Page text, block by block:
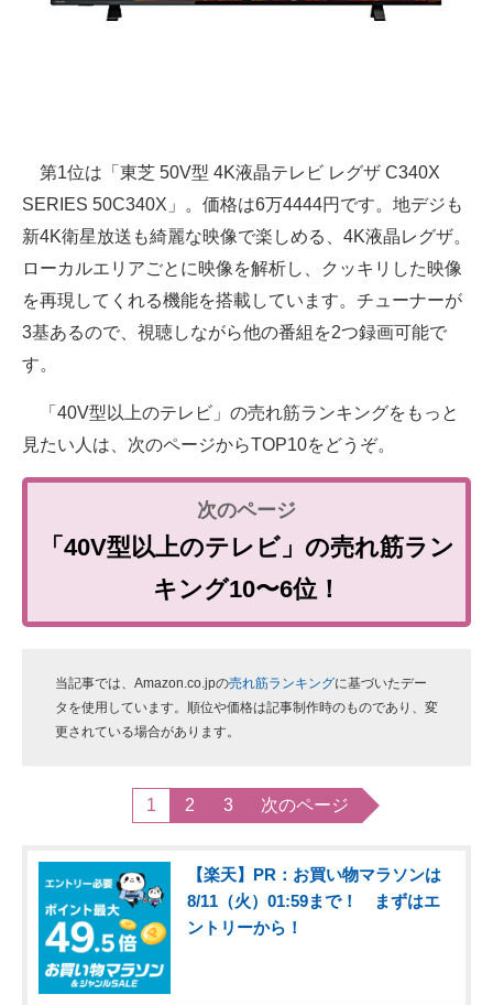
第1位は「東芝 50V型 4K液晶テレビ レグザ C340X
SERIES 50C340X」。価格は6万4444円です。地デジも
新4K衛星放送も綺麗な映像で楽しめる、4K液晶レグザ。
ローカルエリアごとに映像を解析し、クッキリした映像
を再現してくれる機能を搭載しています。チューナーが
3基あるので、視聴しながら他の番組を2つ録画可能で
す。
「40V型以上のテレビ」の売れ筋ランキングをもっと
見たい人は、次のページからTOP10をどうぞ。
「40V型以上のテレビ」の売れ筋ラン
キング10〜6位！
当記事では、Amazon.co.jpの売れ筋ランキングに基づいたデー
タを使用しています。順位や価格は記事制作時のものであり、変
更されている場合があります。
1 2 3 次のページ
【楽天】PR：お買い物マラソンは
8/11（火）01:59まで！ まずはエ
ントリーから！